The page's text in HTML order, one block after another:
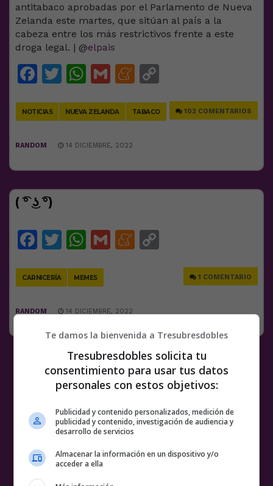
antitabaco aprobadas por el Parlamento de Nueva
Zelanda este martes, que sitúan al país a la
cabeza entre los más restrictivos frente a este
droga legal. | @elpais
Facebook
Twitter
WhatsApp
GmailMeneame
NOTICIAS NUEVA ZELANDA TABACO 102 COMENTARIOS
RANDOM 14 DICIEMBRE, 2022
( ͡° ͜ʖ ͡°)
Facebook
Twitter
WhatsApp
GmailMeneame
CARNICERÍA MEMES 1 COMENTARIO
RANDOM 14 DICIEMBRE, 2022
Te damos la bienvenida a Tresubresdobles
Tresubresdobles solicita tu
consentimiento para usar tus datos
personales con estos objetivos:
Publicidad y contenido personalizados, medición de
publicidad y contenido, investigación de audiencia y
desarrollo de servicios
Almacenar la información en un dispositivo y/o
acceder a ella